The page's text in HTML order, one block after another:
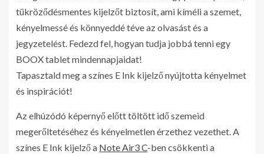
tükröződésmentes kijelzőt biztosít, ami kíméli a szemet,
kényelmessé és könnyeddé téve az olvasást és a
jegyzetelést. Fedezd fel, hogyan tudja jobbá tenni egy
BOOX tablet mindennapjaidat!
Tapasztald meg a színes E Ink kijelző nyújtotta kényelmet
és inspirációt!
Az elhúzódó képernyő előtt töltött idő szemeid
megerőltetéséhez és kényelmetlen érzethez vezethet. A
színes E Ink kijelző a Note Air3 C-ben csökkenti a